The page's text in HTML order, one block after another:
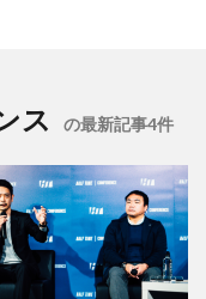
ス の最新記事4件